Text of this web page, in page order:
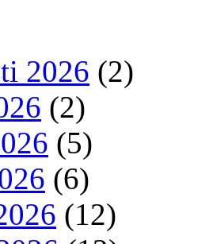
2026 (2)
(2)
(5)
(6)
(12)